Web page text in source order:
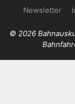
Newsletter
© 2026